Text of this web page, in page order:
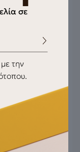
σε
την